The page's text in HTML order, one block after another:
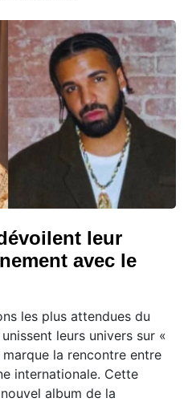
leur
avec le
les plus attendues du
leurs univers sur «
la rencontre entre
internationale. Cette
album de la